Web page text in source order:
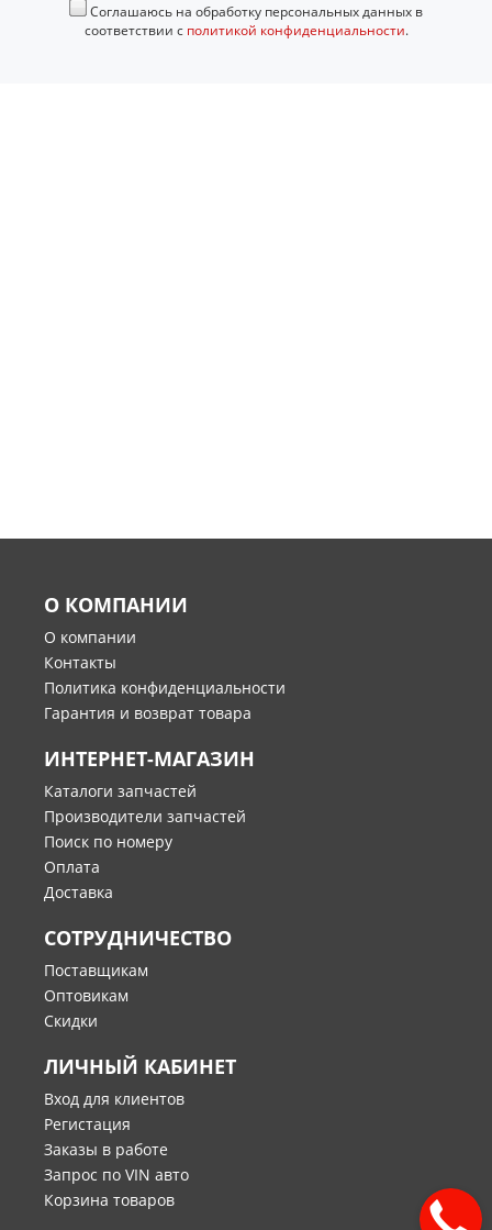
Соглашаюсь на обработку персональных данных в
соответствии с политикой конфиденциальности.
О КОМПАНИИ
О компании
Контакты
Политика конфиденциальности
Гарантия и возврат товара
ИНТЕРНЕТ-МАГАЗИН
Каталоги запчастей
Производители запчастей
Поиск по номеру
Оплата
Доставка
СОТРУДНИЧЕСТВО
Поставщикам
Оптовикам
Скидки
ЛИЧНЫЙ КАБИНЕТ
Вход для клиентов
Регистация
Заказы в работе
Запрос по VIN авто
Корзина товаров